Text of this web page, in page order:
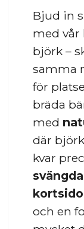
Bjud in
med vår
björk –
samma
för
bräda
med
där
kvar
och en